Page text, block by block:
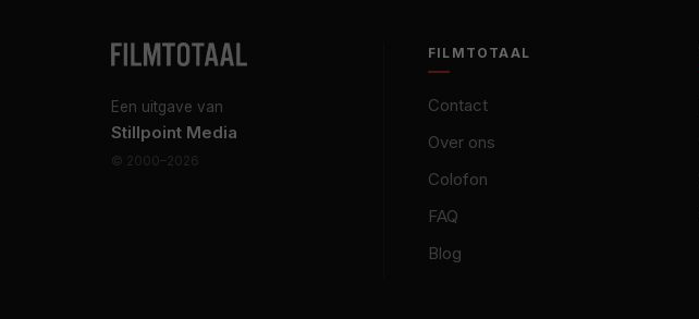
Een uitgave van
Stillpoint Media
© 2000–2026
FILMTOTAAL
Contact
Over ons
Colofon
FAQ
Blog